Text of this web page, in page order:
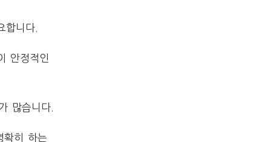
합니다.
안정적인
많습니다.
확히 하는